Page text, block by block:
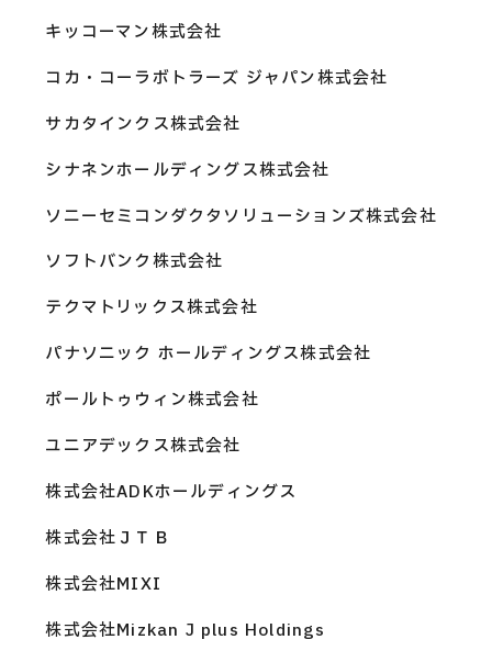
キッコーマン株式会社
コカ・コーラボトラーズ ジャパン株式会社
サカタインクス株式会社
シナネンホールディングス株式会社
ソニーセミコンダクタソリューションズ株式会社
ソフトバンク株式会社
テクマトリックス株式会社
パナソニック ホールディングス株式会社
ポールトゥウィン株式会社
ユニアデックス株式会社
株式会社ADKホールディングス
株式会社ＪＴＢ
株式会社MIXI
株式会社Mizkan J plus Holdings